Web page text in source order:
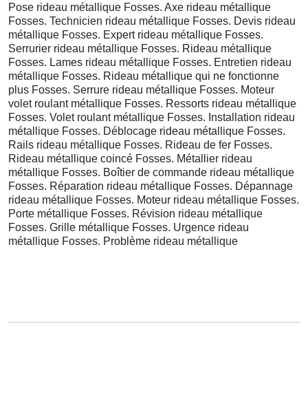
Pose rideau métallique Fosses. Axe rideau métallique
Fosses. Technicien rideau métallique Fosses. Devis rideau
métallique Fosses. Expert rideau métallique Fosses.
Serrurier rideau métallique Fosses. Rideau métallique
Fosses. Lames rideau métallique Fosses. Entretien rideau
métallique Fosses. Rideau métallique qui ne fonctionne
plus Fosses. Serrure rideau métallique Fosses. Moteur
volet roulant métallique Fosses. Ressorts rideau métallique
Fosses. Volet roulant métallique Fosses. Installation rideau
métallique Fosses. Déblocage rideau métallique Fosses.
Rails rideau métallique Fosses. Rideau de fer Fosses.
Rideau métallique coincé Fosses. Métallier rideau
métallique Fosses. Boîtier de commande rideau métallique
Fosses. Réparation rideau métallique Fosses. Dépannage
rideau métallique Fosses. Moteur rideau métallique Fosses.
Porte métallique Fosses. Révision rideau métallique
Fosses. Grille métallique Fosses. Urgence rideau
métallique Fosses. Problème rideau métallique